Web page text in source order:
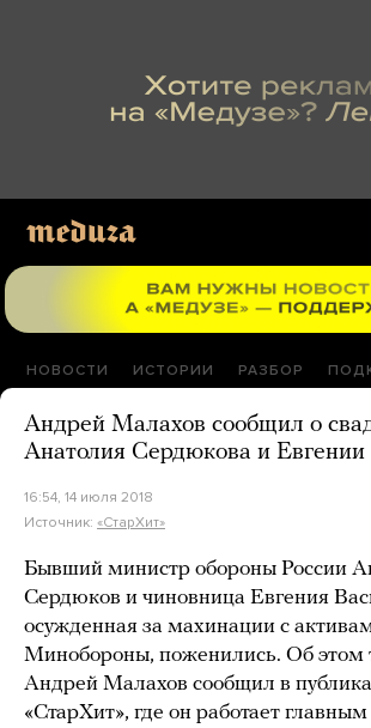
НОВОСТИ ИСТОРИИ РАЗБОР
Андрей Малахов сообщил о
Анатолия Сердюкова и Евгении
16:54, 14 июля 2018
Источник: «СтарХит»
Бывший министр обороны России
Сердюков и чиновница Евгения
осужденная за махинации с
Минобороны, поженились. Об этом
Андрей Малахов сообщил в
«СтарХит», где он работает